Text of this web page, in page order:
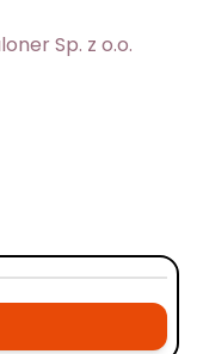
Sp. z o.o.